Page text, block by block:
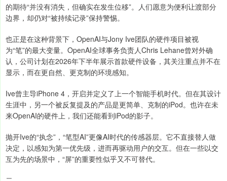
的期待“并没有消失，但确实在发生位移”。人们愿意为便利让渡部分
边界，却仍对“被持续记录”保持警惕。
也正是在这种背景下，OpenAI与Jony Ive团队的硬件项目被视
为“笔”的最大变量。OpenAI全球事务负责人Chris Lehane曾对外确
认，公司计划在2026年下半年展示首款硬件设备，其关注重点并不在
显示，而在更自然、更克制的环境感知。
Ive曾主导iPhone 4，开启并定义了上一个智能手机时代。但在其设计
生涯中，另一个被反复提及的产品是更简单、克制的iPod。也许在未
来OpenAI的硬件上，我们还能看到iPod的影子。
抛开Ive的“执念”，“笔型AI”更像AI时代的传感器层。它不直接替人做
决定，以感知为第一优先级，进而再驱动用户的交互。但在一些以交
互为先的场景中，“屏”的重要性似乎又不可替代。